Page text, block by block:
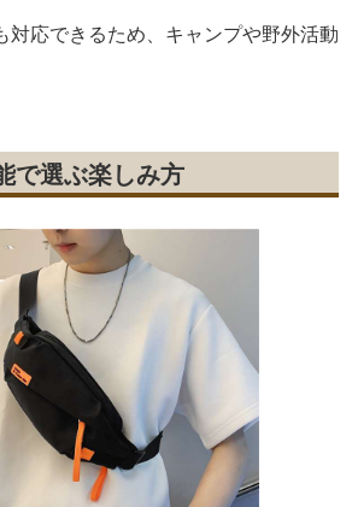
対応できるため、キャンプや野外活動
で選ぶ楽しみ方